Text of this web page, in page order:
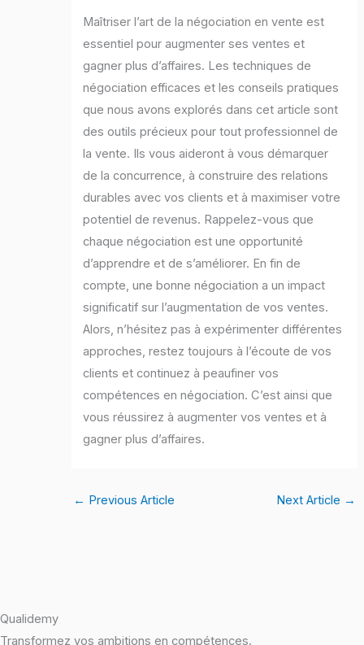
Maîtriser l’art de la négociation en vente est
essentiel pour augmenter ses ventes et
gagner plus d’affaires. Les techniques de
négociation efficaces et les conseils pratiques
que nous avons explorés dans cet article sont
des outils précieux pour tout professionnel de
la vente. Ils vous aideront à vous démarquer
de la concurrence, à construire des relations
durables avec vos clients et à maximiser votre
potentiel de revenus. Rappelez-vous que
chaque négociation est une opportunité
d’apprendre et de s’améliorer. En fin de
compte, une bonne négociation a un impact
significatif sur l’augmentation de vos ventes.
Alors, n’hésitez pas à expérimenter différentes
approches, restez toujours à l’écoute de vos
clients et continuez à peaufiner vos
compétences en négociation. C’est ainsi que
vous réussirez à augmenter vos ventes et à
gagner plus d’affaires.
← Previous Article Next Article →
Qualidemy
Transformez vos ambitions en compétences.